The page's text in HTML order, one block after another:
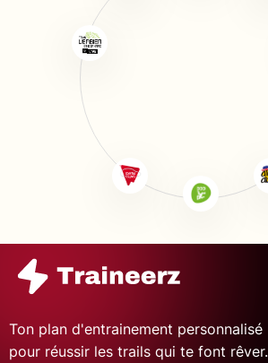
Ton plan d'entrainement personnalisé
pour réussir les trails qui te font rêver.